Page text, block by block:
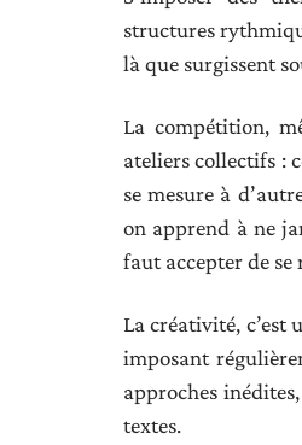
structures
là que surgissent
La compétition,
ateliers collectifs :
se mesure à
on apprend à ne
faut accepter de
La créativité, c’est
imposant
approches
textes.